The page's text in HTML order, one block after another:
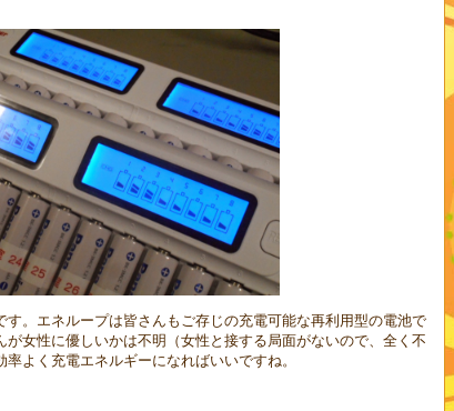
。エネループは皆さんもご存じの充電可能な再利用型の電池で
女性に優しいかは不明（女性と接する局面がないので、全く不
よく充電エネルギーになればいいですね。